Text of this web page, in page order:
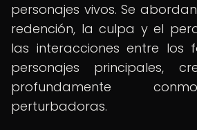
personajes vivos. Se
redención, la culpa y el
las interacciones entre los
personajes principales,
profundamente
perturbadoras.